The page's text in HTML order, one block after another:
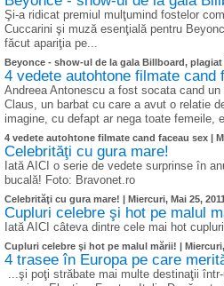
Şi-a ridicat premiul mulţumind fostelor
Cuccarini şi muză esenţială pentru
făcut apariţia pe...
Beyonce - show-ul de la gala Billboard,
4 vedete autohtone filmate cand
Andreea Antonescu a fost socata cand
Claus, un barbat cu care a avut o relatie
imagine, cu defapt ar nega toate femeile,
4 vedete autohtone filmate cand faceau sex |
Celebrităţi cu gura mare!
Iată AICI o serie de vedete surprinse în
bucală! Foto: Bravonet.ro
Celebrităţi cu gura mare! | Miercuri, Mai 25,
Cupluri celebre şi hot pe malul
Iată AICI câteva dintre cele mai hot
Cupluri celebre şi hot pe malul mării! |
4 trasee în Europa pe care
...şi poţi străbate mai multe destinaţii